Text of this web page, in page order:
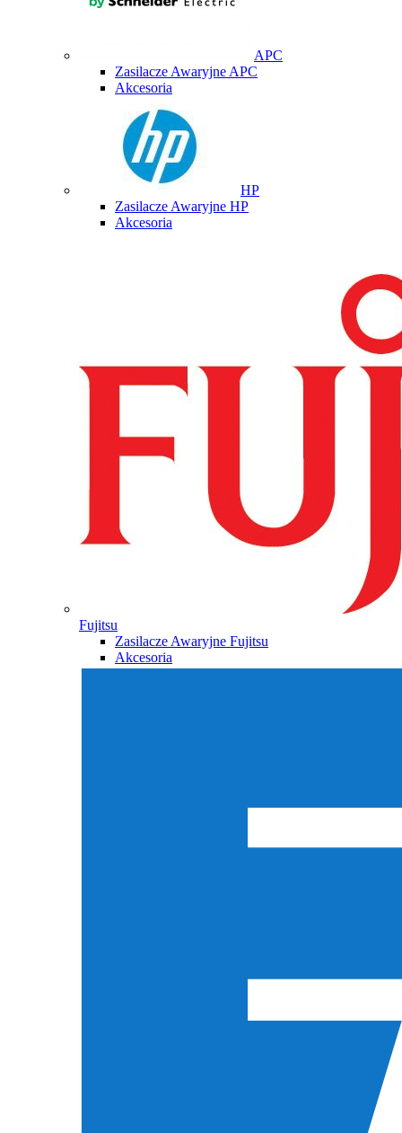
APC
Zasilacze Awaryjne APC
Akcesoria
HP
Zasilacze Awaryjne HP
Akcesoria
Fujitsu
Zasilacze Awaryjne Fujitsu
Akcesoria